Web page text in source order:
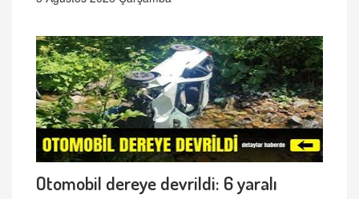
Otomobil dereye devrildi: 6 yaralı